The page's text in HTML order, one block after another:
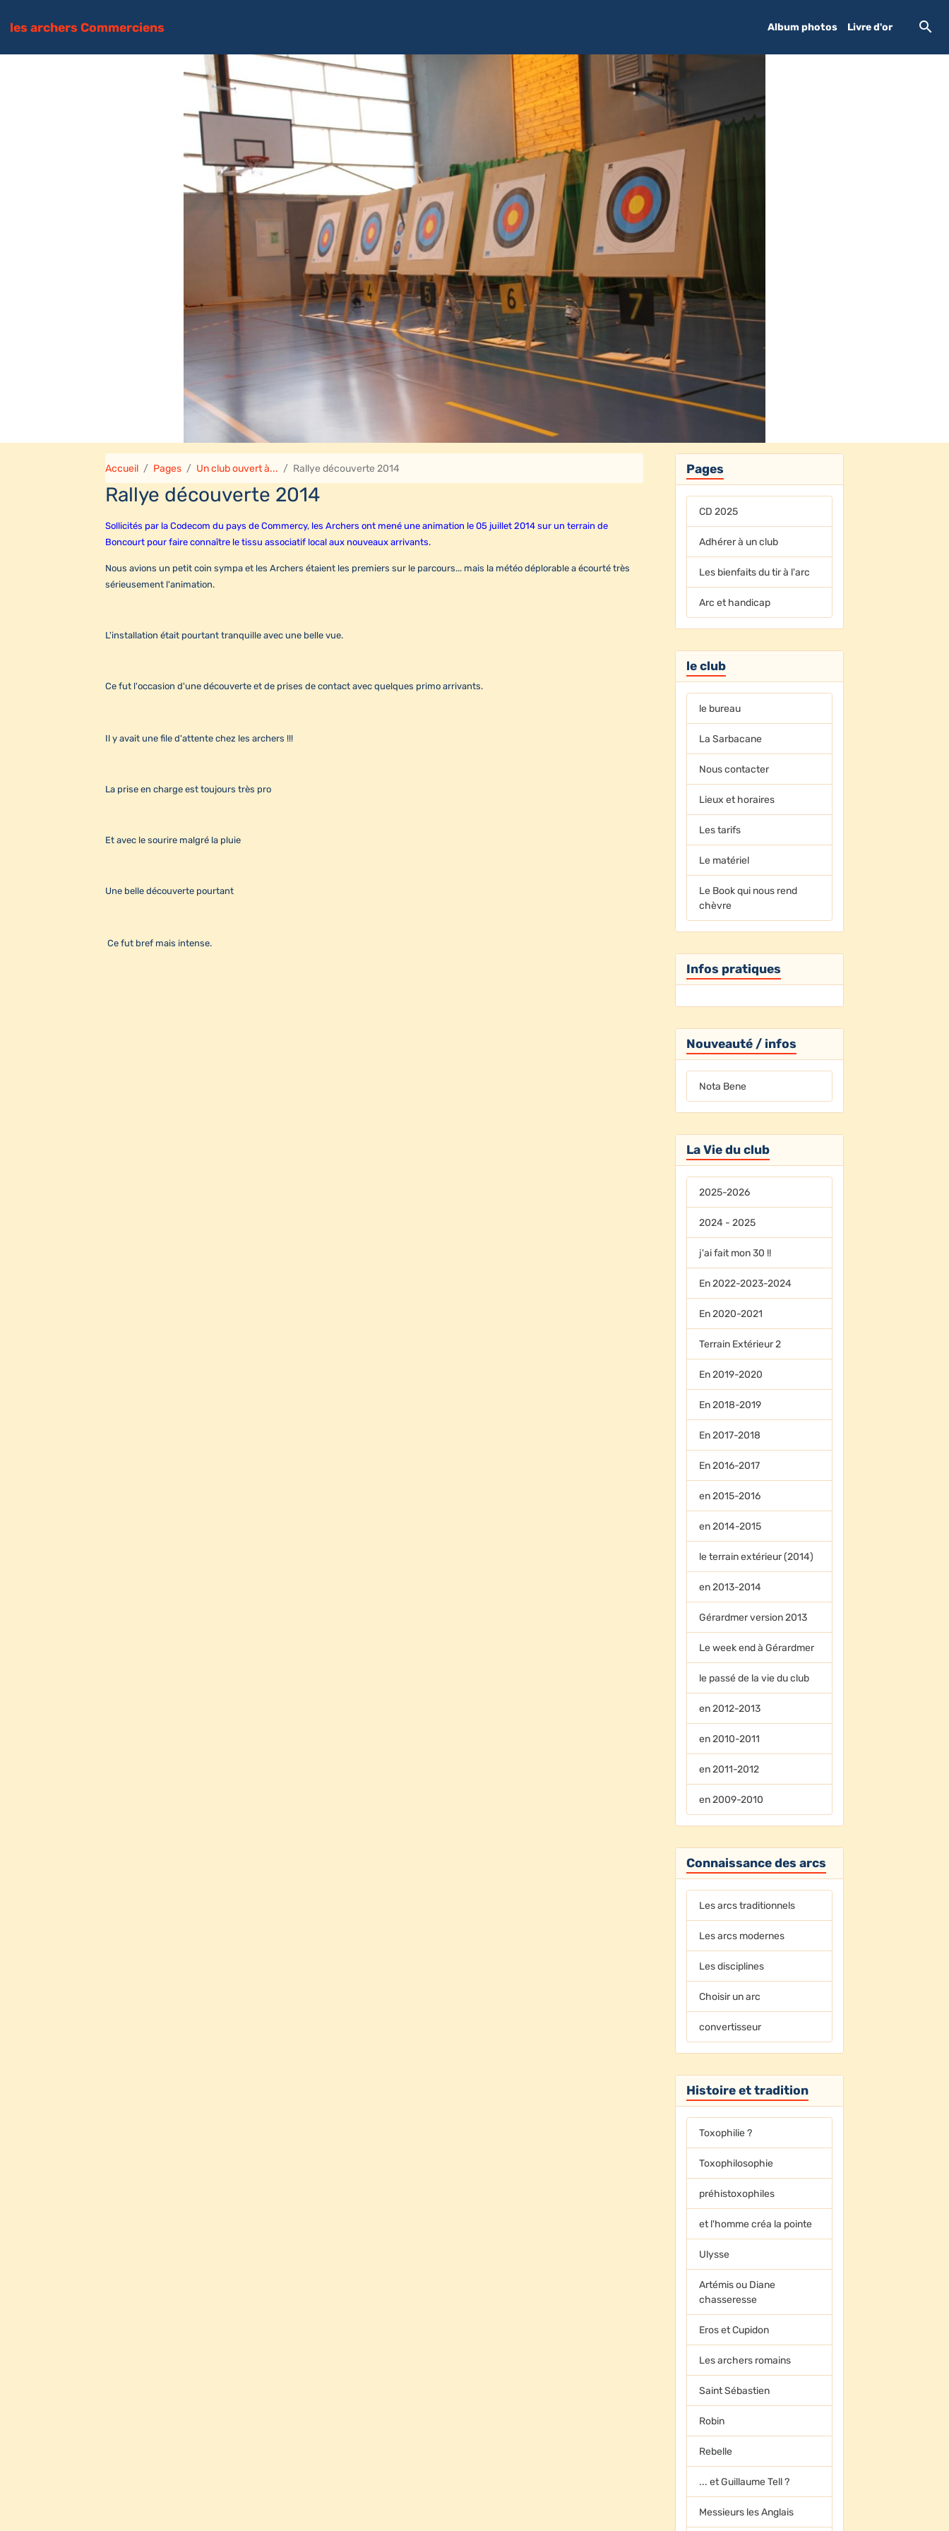
les archers Commerciens Album photos Livre d'or
Accueil Pages Un club ouvert à... Rallye découverte 2014
Rallye découverte 2014
Sollicités par la Codecom du pays de Commercy, les Archers ont mené une animation le 05 juillet 2014 sur un terrain de
Boncourt pour faire connaître le tissu associatif local aux nouveaux arrivants.
Nous avions un petit coin sympa et les Archers étaient les premiers sur le parcours... mais la météo déplorable a écourté très
sérieusement l'animation.
L'installation était pourtant tranquille avec une belle vue.
Ce fut l'occasion d'une découverte et de prises de contact avec quelques primo arrivants.
Il y avait une file d'attente chez les archers !!!
La prise en charge est toujours très pro
Et avec le sourire malgré la pluie
Une belle découverte pourtant
Ce fut bref mais intense.
Pages
CD 2025
Adhérer à un club
Les bienfaits du tir à l'arc
Arc et handicap
le club
le bureau
La Sarbacane
Nous contacter
Lieux et horaires
Les tarifs
Le matériel
Le Book qui nous rend
chèvre
Infos pratiques
Nouveauté / infos
Nota Bene
La Vie du club
2025-2026
2024 - 2025
j'ai fait mon 30 !!
En 2022-2023-2024
En 2020-2021
Terrain Extérieur 2
En 2019-2020
En 2018-2019
En 2017-2018
En 2016-2017
en 2015-2016
en 2014-2015
le terrain extérieur (2014)
en 2013-2014
Gérardmer version 2013
Le week end à Gérardmer
le passé de la vie du club
en 2012-2013
en 2010-2011
en 2011-2012
en 2009-2010
Connaissance des arcs
Les arcs traditionnels
Les arcs modernes
Les disciplines
Choisir un arc
convertisseur
Histoire et tradition
Toxophilie ?
Toxophilosophie
préhistoxophiles
et l'homme créa la pointe
Ulysse
Artémis ou Diane
chasseresse
Eros et Cupidon
Les archers romains
Saint Sébastien
Robin
Rebelle
... et Guillaume Tell ?
Messieurs les Anglais